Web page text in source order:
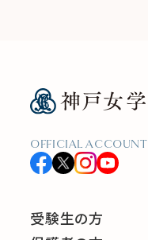
OFFICIAL ACCOUNT
受験生の方